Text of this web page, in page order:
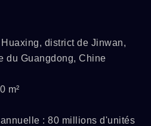
district de Jinwan,
du Guangdong, Chine
m²
: 80 millions d'unités